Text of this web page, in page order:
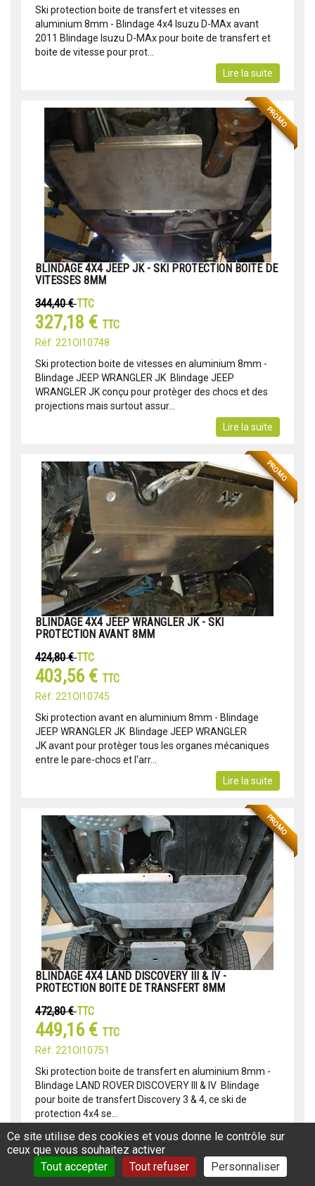
Ski protection boite de transfert et vitesses en
aluminium 8mm - Blindage 4x4 Isuzu D-MAx avant
2011 Blindage Isuzu D-MAx pour boite de transfert et
boite de vitesse pour prot...
Lire la suite
PROMO
BLINDAGE 4X4 JEEP JK - SKI PROTECTION BOITE DE
VITESSES 8MM
344,40 €TTC
327,18 € TTC
Réf: 221OI10748
Ski protection boite de vitesses en aluminium 8mm -
Blindage JEEP WRANGLER JK Blindage JEEP
WRANGLER JK conçu pour protèger des chocs et des
projections mais surtout assur...
Lire la suite
PROMO
BLINDAGE 4X4 JEEP WRANGLER JK - SKI
PROTECTION AVANT 8MM
424,80 €TTC
403,56 € TTC
Réf: 221OI10745
​​​​​​Ski protection avant en aluminium 8mm - Blindage
JEEP WRANGLER JK Blindage JEEP WRANGLER
JK avant pour protèger tous les organes mécaniques
entre le pare-chocs et l'arr...
Lire la suite
PROMO
BLINDAGE 4X4 LAND DISCOVERY III & IV -
PROTECTION BOITE DE TRANSFERT 8MM
472,80 €TTC
449,16 € TTC
Réf: 221OI10751
Ski protection boite de transfert en aluminium 8mm -
Blindage LAND ROVER DISCOVERY III & IV Blindage
pour boite de transfert Discovery 3 & 4, ce ski de
protection 4x4 se...
Lire la suite
PROMO
Ce site utilise des cookies et vous donne le contrôle sur
ceux que vous souhaitez activer
Tout accepter
Tout refuser Personnaliser